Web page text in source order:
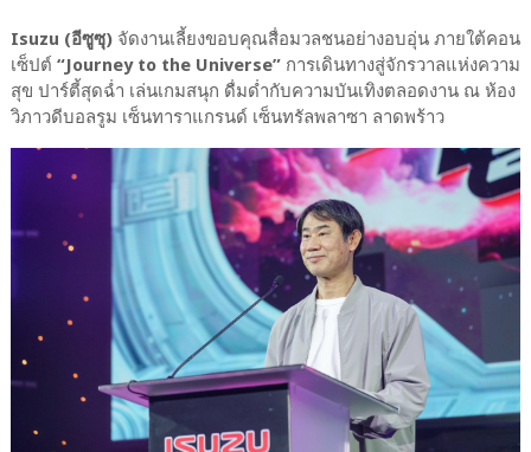
Isuzu (อีซูซุ)จัดงานเลี้ยงขอบคุณสื่อมวลชนอย่างอบอุ่น ภายใต้คอน
เซ็ปต์ “Journey to the Universe”การเดินทางสู่จักรวาลแห่งความ
สุข ปาร์ตี้สุดฉ่ำ เล่นเกมสนุก ดื่มด่ำกับความบันเทิงตลอดงาน ณ ห้อง
วิภาวดีบอลรูม เซ็นทาราแกรนด์ เซ็นทรัลพลาซา ลาดพร้าว